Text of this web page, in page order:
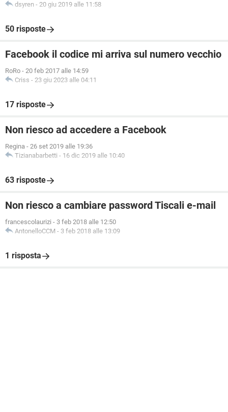
dsyren - 20 giu 2019 alle 11:58
50 risposte
Facebook il codice mi arriva sul numero vecchio
RoRo - 20 feb 2017 alle 14:59
Criss - 23 giu 2023 alle 04:11
17 risposte
Non riesco ad accedere a Facebook
Regina - 26 set 2019 alle 19:36
Tizianabarbetti - 16 dic 2019 alle 10:40
63 risposte
Non riesco a cambiare password Tiscali e-mail
francescolaurizi - 3 feb 2018 alle 12:50
AntonelloCCM - 3 feb 2018 alle 13:09
1 risposta